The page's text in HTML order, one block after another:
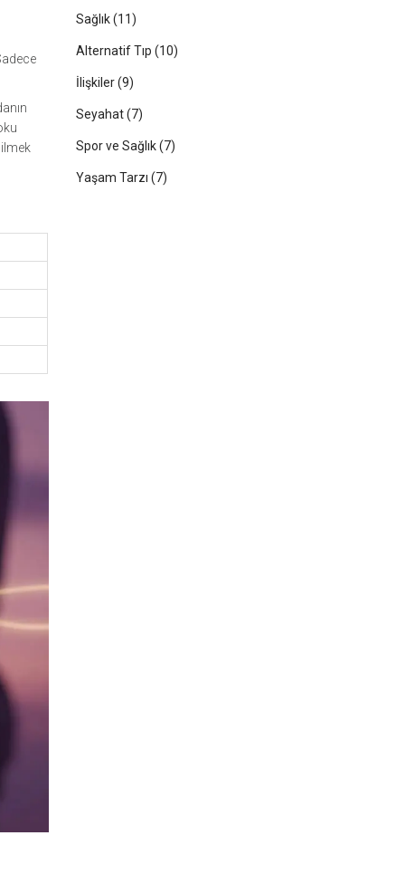
Sağlık(11)
Alternatif Tıp (10)
İlişkiler(9)
Seyahat(7)
Spor ve Sağlık(7)
Yaşam Tarzı (7)